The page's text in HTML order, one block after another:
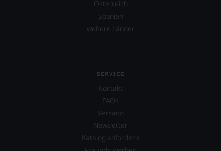
Österreich
Spanien
weitere Länder
SERVICE
Kontakt
FAQs
Versand
Newsletter
Katalog anfordern